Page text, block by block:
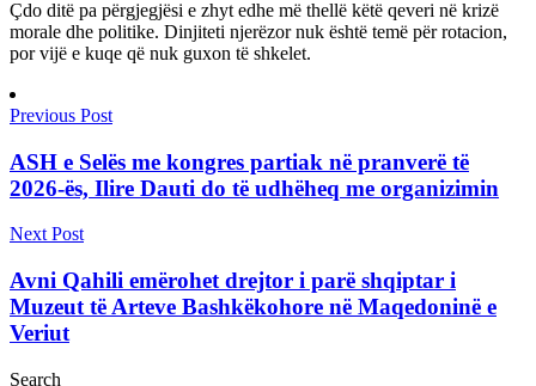
Çdo ditë pa përgjegjësi e zhyt edhe më thellë këtë qeveri në krizë
morale dhe politike. Dinjiteti njerëzor nuk është temë për rotacion,
por vijë e kuqe që nuk guxon të shkelet.
Previous Post
ASH e Selës me kongres partiak në pranverë të
2026-ës, Ilire Dauti do të udhëheq me organizimin
Next Post
Avni Qahili emërohet drejtor i parë shqiptar i
Muzeut të Arteve Bashkëkohore në Maqedoninë e
Veriut
Search